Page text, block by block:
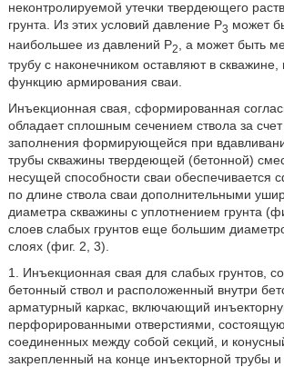
неконтролируемой утечки твердеющего
грунта. Из этих условий давление P3 может
наибольшее из давлений Р2
, а может быть
трубу с наконечником оставляют в
функцию армирования сваи.
Инъекционная свая, сформированная
обладает сплошным сечением ствола за
заполнения формирующейся при
трубы скважины твердеющей (бетонной)
несущей способности сваи обеспечивается
по длине ствола сваи дополнительными
диаметра скважины с уплотнением грунта
слоев слабых грунтов еще большим
слоях (фиг. 2, 3).
1. Инъекционная свая для слабых грунтов,
бетонный ствол и расположенный внутри
арматурный каркас, включающий
перфорированными отверстиями,
соединенных между собой секций, и
закрепленный на конце инъекторной трубы